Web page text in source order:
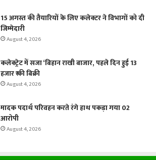
15 अगस्त की तैयारियों के लिए कलेक्टर ने विभागों को दी
जिम्मेदारी
August 4, 2026
कलेक्ट्रेट में सजा ‘बिहान राखी बाजार, पहले दिन हुई 13
हजार ₹ की बिक्री
August 4, 2026
मादक पदार्थ परिवहन करते रंगे हाथ पकड़ा गया 02
आरोपी
August 4, 2026